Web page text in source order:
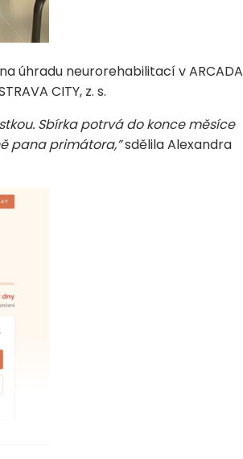
úhradu neurorehabilitací v ARCADA
CITY, z. s.
Sbírka potrvá do konce měsíce
pana primátora,”sdělila Alexandra